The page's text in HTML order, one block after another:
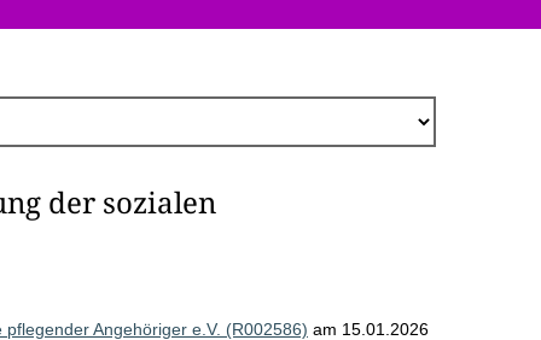
der sozialen
Angehöriger e.V. (R002586) am 15.01.2026